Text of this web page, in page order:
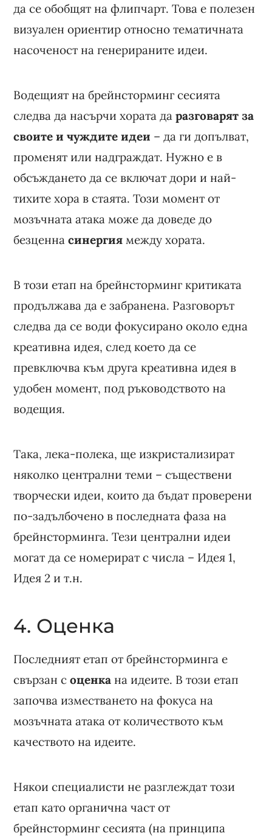
да се обобщят на флипчарт. Това е полезен
визуален ориентир относно тематичната
насоченост на генерираните идеи.
Водещият на брейнсторминг сесията
следва да насърчи хората даразговарят за
своите и чуждите идеи – да ги допълват,
променят или надграждат. Нужно е в
обсъждането да се включат дори и най-
тихите хора в стаята. Този момент от
мозъчната атака може да доведе до
безценнасинергия между хората.
В този етап на брейнсторминг критиката
продължава да е забранена. Разговорът
следва да се води фокусирано около една
креативна идея, след което да се
превключва към друга креативна идея в
удобен момент, под ръководството на
водещия.
Така, лека-полека, ще изкристализират
няколко централни теми – съществени
творчески идеи, които да бъдат проверени
по-задълбочено в последната фаза на
брейнсторминга. Тези централни идеи
могат да се номерират с числа – Идея 1,
Идея 2 и т.н.
4. Оценка
Последният етап от брейнсторминга е
свързан соценка на идеите. В този етап
започва изместването на фокуса на
мозъчната атака от количеството към
качеството на идеите.
Някои специалисти не разглеждат този
етап като органична част от
брейнсторминг сесията (на принципа